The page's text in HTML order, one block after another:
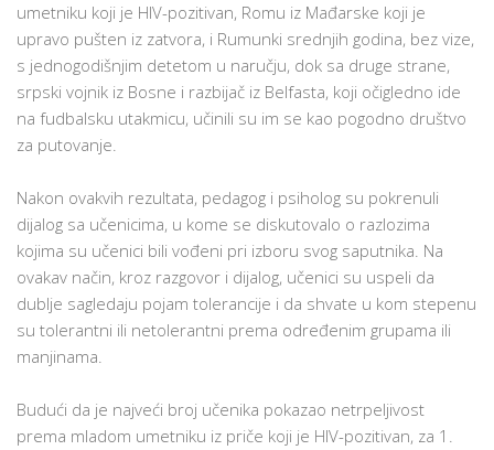
umetniku koji je HIV-pozitivan, Romu iz Mađarske koji je
upravo pušten iz zatvora, i Rumunki srednjih godina, bez vize,
s jednogodišnjim detetom u naručju, dok sa druge strane,
srpski vojnik iz Bosne i razbijač iz Belfasta, koji očigledno ide
na fudbalsku utakmicu, učinili su im se kao pogodno društvo
za putovanje.
Nakon ovakvih rezultata, pedagog i psiholog su pokrenuli
dijalog sa učenicima, u kome se diskutovalo o razlozima
kojima su učenici bili vođeni pri izboru svog saputnika. Na
ovakav način, kroz razgovor i dijalog, učenici su uspeli da
dublje sagledaju pojam tolerancije i da shvate u kom stepenu
su tolerantni ili netolerantni prema određenim grupama ili
manjinama.
Budući da je najveći broj učenika pokazao netrpeljivost
prema mladom umetniku iz priče koji je HIV-pozitivan, za 1.